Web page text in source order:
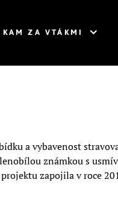
KAM ZA VTÁKMI
a vybavenost
známkou s
zapojila v roce